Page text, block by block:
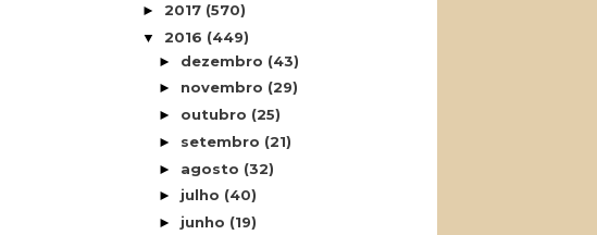
► 2017 (570)
▼ 2016 (449)
► dezembro (43)
► novembro (29)
► outubro (25)
► setembro (21)
► agosto (32)
► julho (40)
► junho (19)